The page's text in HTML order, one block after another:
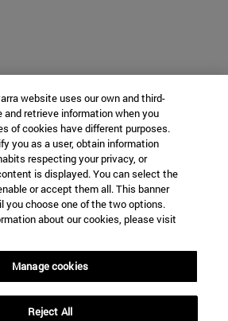
website uses our own and third-
retrieve information when you
of cookies have different purposes.
you as a user, obtain information
respecting your privacy, or
is displayed. You can select the
or accept them all. This banner
you choose one of the two options.
about our cookies, please visit
Manage cookies
Reject All